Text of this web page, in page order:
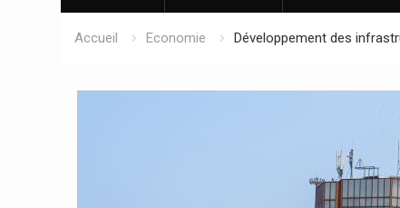
Accueil Economie Développement des